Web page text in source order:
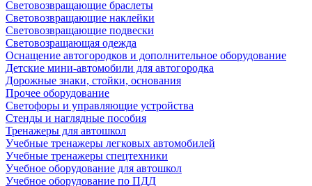
Световозвращающие браслеты
Световозвращающие наклейки
Световозвращающие подвески
Световозращающая одежда
Оснащение автогородков и дополнительное оборудование
Детские мини-автомобили для автогородка
Дорожные знаки, стойки, основания
Прочее оборудование
Светофоры и управляющие устройства
Стенды и наглядные пособия
Тренажеры для автошкол
Учебные тренажеры легковых автомобилей
Учебные тренажеры спецтехники
Учебное оборудование для автошкол
Учебное оборудование по ПДД